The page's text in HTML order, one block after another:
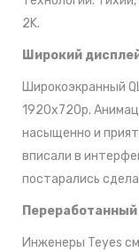
2K.
Широкий
Широкоэкранный
1920x720р.
насыщенно и
вписали в
постарались
Инженеры Teyes